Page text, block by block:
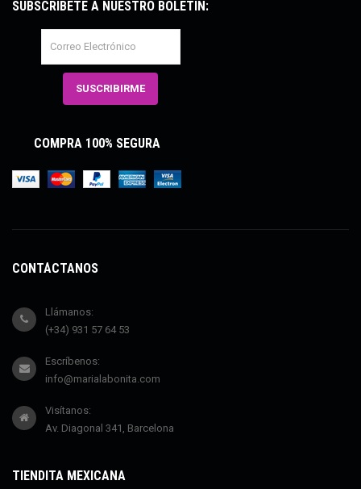
SUBSCRÍBETE A NUESTRO BOLETÍN:
COMPRA 100% SEGURA
CONTÁCTANOS
Llámanos:
(+34) 931 57 64 53
Escríbenos:
info@marialabonita.com
Visítanos:
Av. Diagonal 341, Barcelona
TIENDITA MEXICANA